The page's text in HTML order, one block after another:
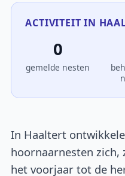
ACTIVITEIT IN
0
gemelde nesten
In Haaltert
hoornaarnesten zich,
het voorjaar tot de